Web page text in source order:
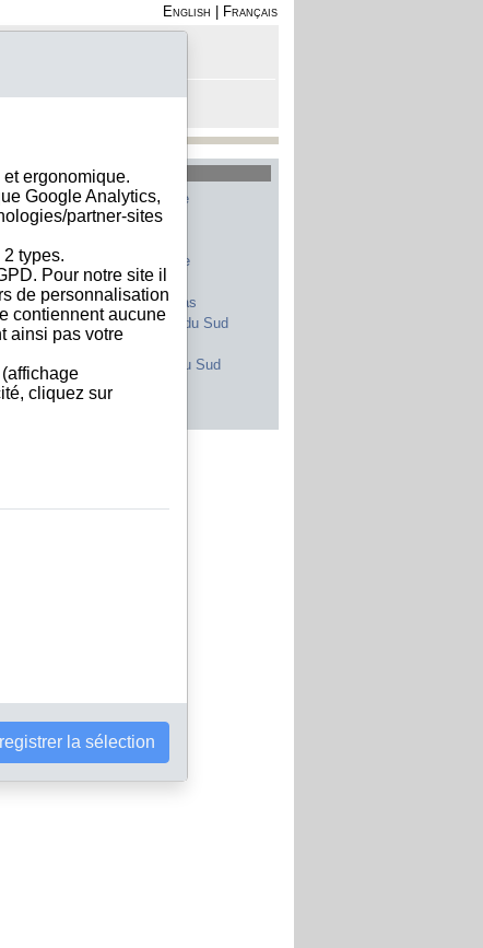
English
Français
plus recherchés
Belgique
Unis
Italie
Espagne
Uni
Maroc
Pays-Bas
Afrique du Sud
Corée du Sud
les pays
ergonomique.
Google Analytics,
partner-sites
types.
Pour notre site il
de personnalisation
contiennent aucune
ainsi pas votre
cliquez sur
la sélection